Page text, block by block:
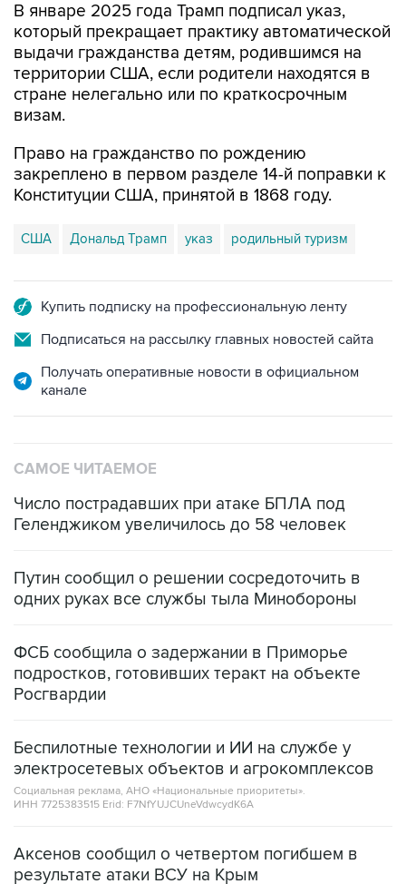
В январе 2025 года Трамп подписал указ,
который прекращает практику автоматической
выдачи гражданства детям, родившимся на
территории США, если родители находятся в
стране нелегально или по краткосрочным
визам.
Право на гражданство по рождению
закреплено в первом разделе 14-й поправки к
Конституции США, принятой в 1868 году.
США Дональд Трамп указ родильный туризм
Купить подписку на профессиональную ленту
Подписаться на рассылку главных новостей сайта
Получать оперативные новости в официальном
канале
САМОЕ ЧИТАЕМОЕ
Число пострадавших при атаке БПЛА под
Геленджиком увеличилось до 58 человек
Путин сообщил о решении сосредоточить в
одних руках все службы тыла Минобороны
ФСБ сообщила о задержании в Приморье
подростков, готовивших теракт на объекте
Росгвардии
Беспилотные технологии и ИИ на службе у
электросетевых объектов и агрокомплексов
Социальная реклама, АНО «Национальные приоритеты».
ИНН 7725383515 Erid: F7NfYUJCUneVdwcydK6A
Аксенов сообщил о четвертом погибшем в
результате атаки ВСУ на Крым